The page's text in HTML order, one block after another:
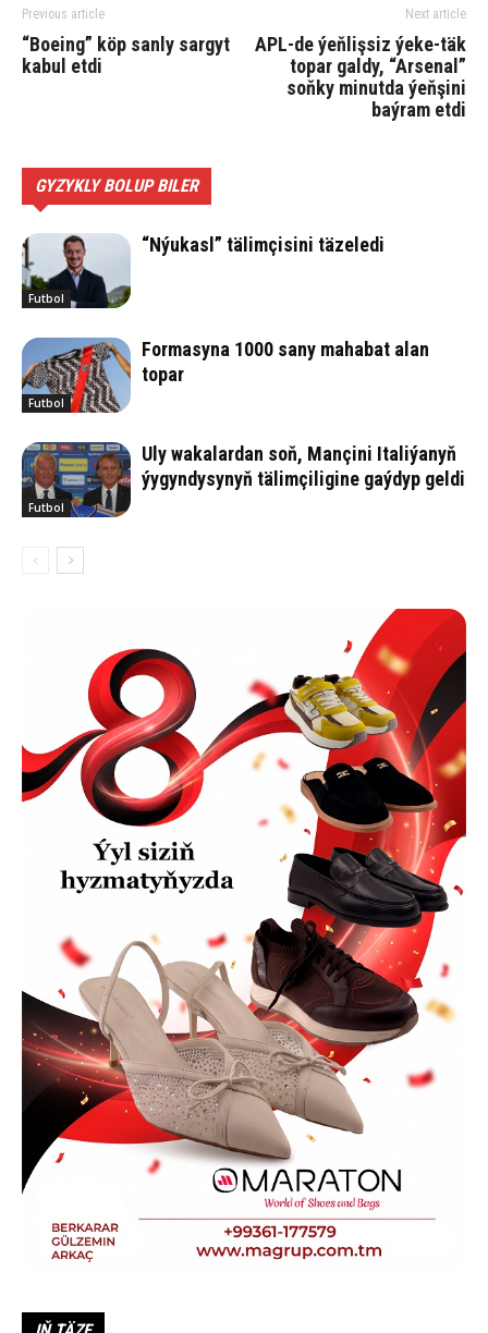
Previous article
“Boeing” köp sanly sargyt
kabul etdi
Next article
APL-de ýeňlişsiz ýeke-täk
topar galdy, “Arsenal”
soňky minutda ýeňşini
baýram etdi
GYZYKLY BOLUP BILER
Futbol
“Nýukasl” tälimçisini täzeledi
Futbol
Formasyna 1000 sany mahabat alan
topar
Futbol
Uly wakalardan soň, Mançini Italiýanyň
ýygyndysynyň tälimçiligine gaýdyp geldi